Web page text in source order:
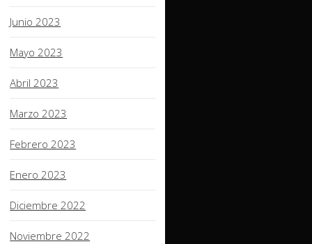
Junio 2023
Mayo 2023
Abril 2023
Marzo 2023
Febrero 2023
Enero 2023
Diciembre 2022
Noviembre 2022